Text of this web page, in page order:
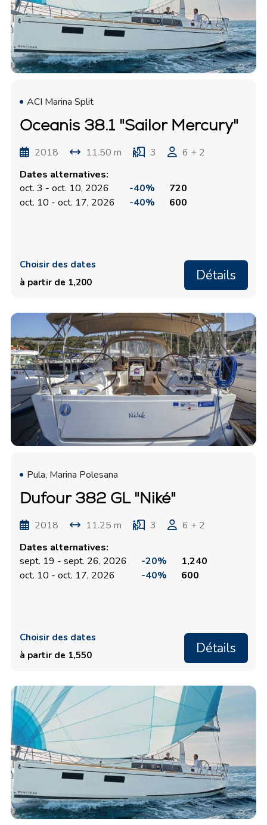
ACI Marina Split
Oceanis 38.1 "Sailor Mercury"
2018 11.50 m 3
6 + 2
Dates alternatives:
oct. 3 - oct. 10, 2026
-40%
720
oct. 10 - oct. 17, 2026
-40% 600
Choisir des dates
à partir de 1,200
Détails
Pula, Marina Polesana
Dufour 382 GL "Niké"
2018 11.25 m 3
6 + 2
Dates alternatives:
sept. 19 - sept. 26, 2026
-20%
1,240
oct. 10 - oct. 17, 2026
-40% 600
Choisir des dates
à partir de 1,550
Détails